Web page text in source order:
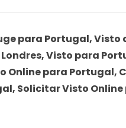
para Portugal, Visto
Visto para
Online para Portugal,
Solicitar Visto